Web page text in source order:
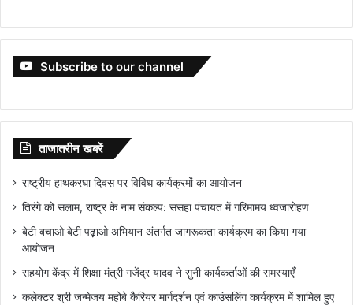
Subscribe to our channel
ताजातरीन खबरें
राष्ट्रीय हाथकरघा दिवस पर विविध कार्यक्रमों का आयोजन
तिरंगे को सलाम, राष्ट्र के नाम संकल्प: ससहा पंचायत में गरिमामय ध्वजारोहण
बेटी बचाओ बेटी पढ़ाओ अभियान अंतर्गत जागरूकता कार्यक्रम का किया गया
आयोजन
सहयोग केंद्र में शिक्षा मंत्री गजेंद्र यादव ने सुनी कार्यकर्ताओं की समस्याएँ
कलेक्टर श्री जन्मेजय महोबे कैरियर मार्गदर्शन एवं काउंसलिंग कार्यक्रम में शामिल हुए